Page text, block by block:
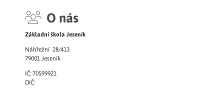
O nás
Základní škola Jeseník
Nábřežní 28/413
79001 Jeseník
IČ: 70599921
DIČ: